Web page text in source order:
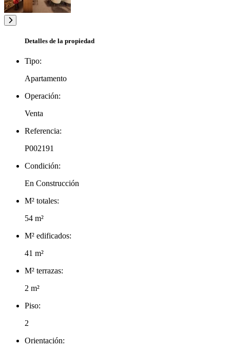
Detalles de la propiedad
Tipo:
Apartamento
Operación:
Venta
Referencia:
P002191
Condición:
En Construcción
M² totales:
54 m²
M² edificados:
41 m²
M² terrazas:
2 m²
Piso:
2
Orientación: